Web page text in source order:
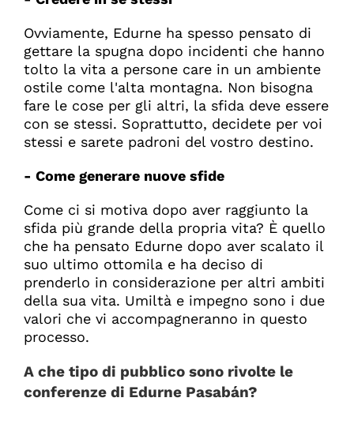
Ovviamente, Edurne ha spesso pensato di
gettare la spugna dopo incidenti che hanno
tolto la vita a persone care in un ambiente
ostile come l'alta montagna. Non bisogna
fare le cose per gli altri, la sfida deve essere
con se stessi. Soprattutto, decidete per voi
stessi e sarete padroni del vostro destino.
- Come generare nuove sfide
Come ci si motiva dopo aver raggiunto la
sfida più grande della propria vita? È quello
che ha pensato Edurne dopo aver scalato il
suo ultimo ottomila e ha deciso di
prenderlo in considerazione per altri ambiti
della sua vita. Umiltà e impegno sono i due
valori che vi accompagneranno in questo
processo.
A che tipo di pubblico sono rivolte le
conferenze di Edurne Pasabán?